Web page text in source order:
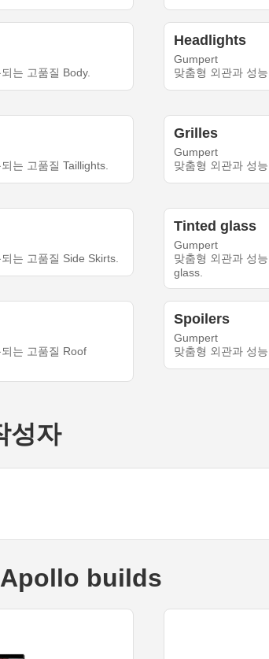
는 고품질 Body.
Headlights
Gumpert
맞춤형 외관과 성
는 고품질 Taillights.
Grilles
Gumpert
맞춤형 외관과 성
는 고품질 Side Skirts.
Tinted glass
Gumpert
맞춤형 외관과 성
glass.
는 고품질 Roof
Spoilers
Gumpert
맞춤형 외관과 성
성자
builds